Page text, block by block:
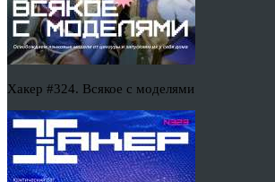
Хакер #324. Всякое с моделями